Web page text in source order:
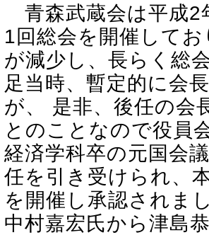
青森武蔵会は平成2
1回総会を開催して
が減少し、長らく総
足当時、暫定的に会
が、 是非、後任の会
とのことなので役員
経済学科卒の元国会
任を引き受けられ、
を開催し承認されま
中村嘉宏氏から津島